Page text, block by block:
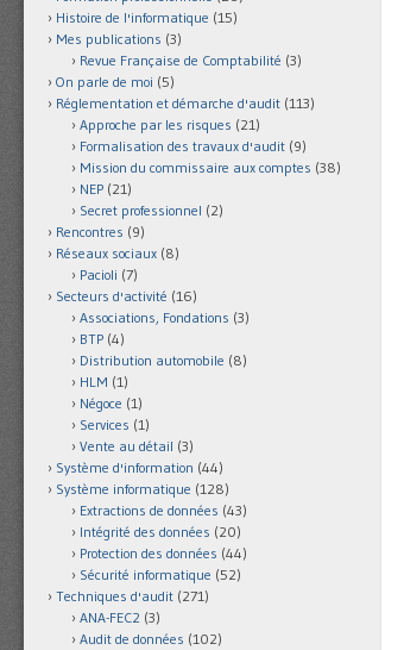
Histoire de l'informatique (15)
Mes publications (3)
Revue Française de Comptabilité (3)
On parle de moi (5)
Réglementation et démarche d'audit (113)
Approche par les risques (21)
Formalisation des travaux d'audit (9)
Mission du commissaire aux comptes (38)
NEP (21)
Secret professionnel (2)
Rencontres (9)
Réseaux sociaux (8)
Pacioli (7)
Secteurs d'activité (16)
Associations, Fondations (3)
BTP (4)
Distribution automobile (8)
HLM (1)
Négoce (1)
Services (1)
Vente au détail (3)
Système d'information (44)
Système informatique (128)
Extractions de données (43)
Intégrité des données (20)
Protection des données (44)
Sécurité informatique (52)
Techniques d'audit (271)
ANA-FEC2 (3)
Audit de données (102)